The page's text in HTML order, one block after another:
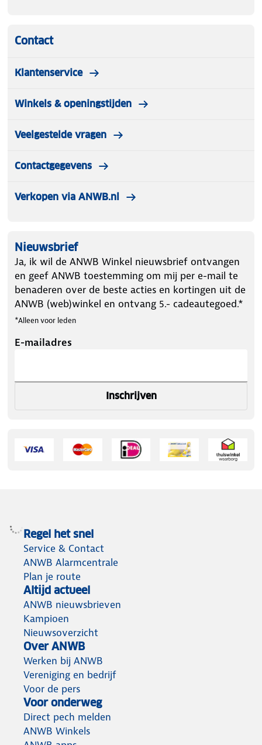
Contact
Klantenservice
Winkels & openingstijden
Veelgestelde vragen
Contactgegevens
Verkopen via ANWB.nl
Nieuwsbrief
Ja, ik wil de ANWB Winkel nieuwsbrief ontvangen
en geef ANWB toestemming om mij per e-mail te
benaderen over de beste acties en kortingen uit de
ANWB (web)winkel en ontvang 5.- cadeautegoed.*
*Alleen voor leden
E-mailadres
Inschrijven
Regel het snel
Service & Contact
ANWB Alarmcentrale
Plan je route
Altijd actueel
ANWB nieuwsbrieven
Kampioen
Nieuwsoverzicht
Over ANWB
Werken bij ANWB
Vereniging en bedrijf
Voor de pers
Voor onderweg
Direct pech melden
ANWB Winkels